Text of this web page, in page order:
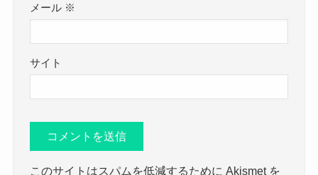
メール ※
サイト
このサイトはスパムを低減するために Akismet を